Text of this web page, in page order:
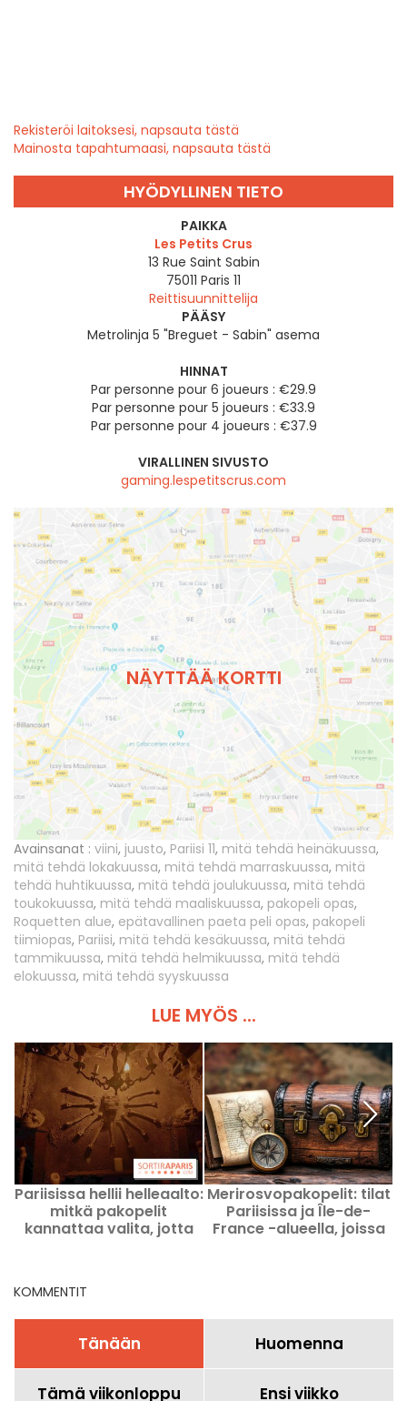
Rekisteröi laitoksesi, napsauta tästä
Mainosta tapahtumaasi, napsauta tästä
HYÖDYLLINEN TIETO
PAIKKA
Les Petits Crus
13 Rue Saint Sabin
75011 Paris 11
Reittisuunnittelija
PÄÄSY
Metrolinja 5 "Breguet - Sabin" asema
HINNAT
Par personne pour 6 joueurs : €29.9
Par personne pour 5 joueurs : €33.9
Par personne pour 4 joueurs : €37.9
VIRALLINEN SIVUSTO
gaming.lespetitscrus.com
NÄYTTÄÄ KORTTI
Avainsanat : viini, juusto, Pariisi 11, mitä tehdä heinäkuussa,
mitä tehdä lokakuussa, mitä tehdä marraskuussa, mitä
tehdä huhtikuussa, mitä tehdä joulukuussa, mitä tehdä
toukokuussa, mitä tehdä maaliskuussa, pakopeli opas,
Roquetten alue, epätavallinen paeta peli opas, pakopeli
tiimiopas, Pariisi, mitä tehdä kesäkuussa, mitä tehdä
tammikuussa, mitä tehdä helmikuussa, mitä tehdä
elokuussa, mitä tehdä syyskuussa
LUE MYÖS ...
Pariisissa hellii helleaalto:
mitkä pakopelit
kannattaa valita, jotta
Merirosvopakopelit: tilat
Pariisissa ja Île-de-
France -alueella, joissa
KOMMENTIT
Tänään Huomenna
Tämä viikonloppu Ensi viikko